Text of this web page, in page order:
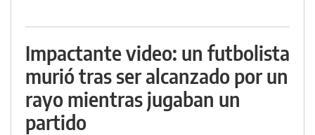
Impactante video: un futbolista
murió tras ser alcanzado por un
rayo mientras jugaban un
partido